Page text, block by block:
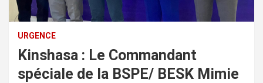
URGENCE
Kinshasa : Le Commandant
spéciale de la BSPE/ BESK Mimie